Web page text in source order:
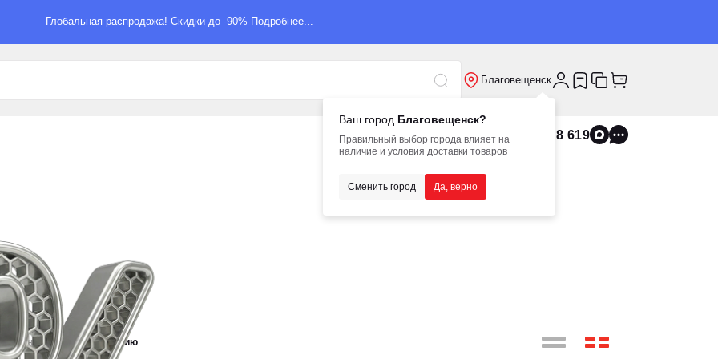
Глобальная распродажа! Скидки до -90% Подробнее...
Благовещенск
Ваш город Благовещенск?
Правильный выбор города влияет на
наличие и условия доставки товаров
Сменить город Да, верно
8 800 555 8 619
По умолчанию